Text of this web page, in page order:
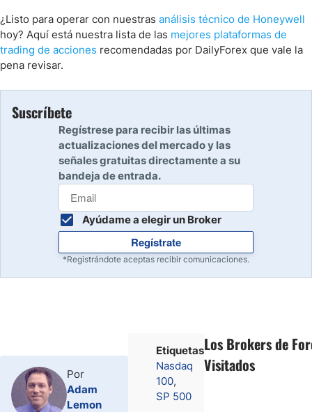
¿Listo para operar con nuestras análisis técnico de Honeywell
hoy? Aquí está nuestra lista de las mejores plataformas de
trading de acciones recomendadas por DailyForex que vale la
pena revisar.
Suscríbete
Regístrese para recibir las últimas
actualizaciones del mercado y las
señales gratuitas directamente a su
bandeja de entrada.
Ayúdame a elegir un Broker
Regístrate
*Registrándote aceptas recibir comunicaciones.
Por
Adam
Lemon
Etiquetas
Nasdaq
100
SP 500
Los Brokers de
Visitados